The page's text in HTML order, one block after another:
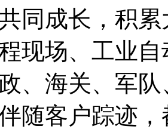
同成长，积
现场、工业
、海关、军
随客户踪迹